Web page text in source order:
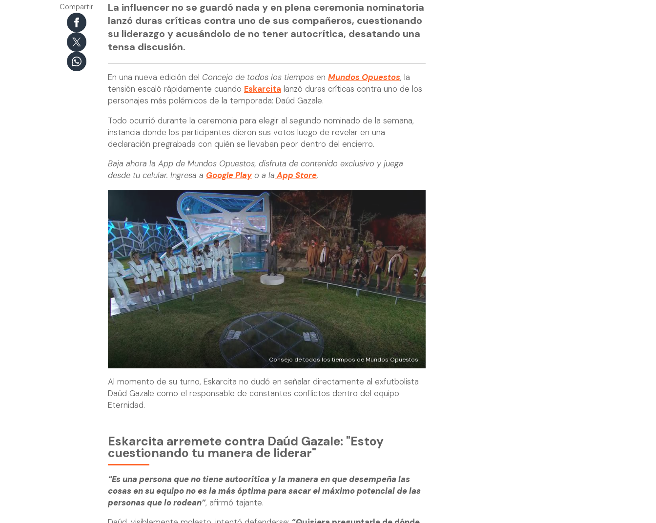
Compartir
La influencer no se guardó nada y en plena ceremonia nominatoria
lanzó duras críticas contra uno de sus compañeros, cuestionando
su liderazgo y acusándolo de no tener autocrítica, desatando una
tensa discusión.
En una nueva edición del Concejo de todos los tiempos en Mundos Opuestos, la
tensión escaló rápidamente cuando Eskarcita lanzó duras críticas contra uno de los
personajes más polémicos de la temporada: Daúd Gazale.
Todo ocurrió durante la ceremonia para elegir al segundo nominado de la semana,
instancia donde los participantes dieron sus votos luego de revelar en una
declaración pregrabada con quién se llevaban peor dentro del encierro.
Baja ahora la App de Mundos Opuestos, disfruta de contenido exclusivo y juega
desde tu celular. Ingresa a Google Playo a laApp Store.
Consejo de todos los tiempos de Mundos Opuestos
Al momento de su turno, Eskarcita no dudó en señalar directamente al exfutbolista
Daúd Gazale como el responsable de constantes conflictos dentro del equipo
Eternidad.
Eskarcita arremete contra Daúd Gazale: "Estoy
cuestionando tu manera de liderar"
“Es una persona que no tiene autocrítica y la manera en que desempeña las
cosas en su equipo no es la más óptima para sacar el máximo potencial de las
personas que lo rodean”, afirmó tajante.